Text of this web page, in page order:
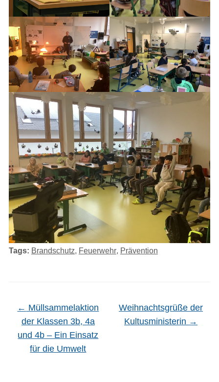
Tags: Brandschutz, Feuerwehr, Prävention
← Müllsammelaktion
der Klassen 3b, 4a
und 4b – Ein Einsatz
für die Umwelt
Weihnachtsgrüße der
Kultusministerin →